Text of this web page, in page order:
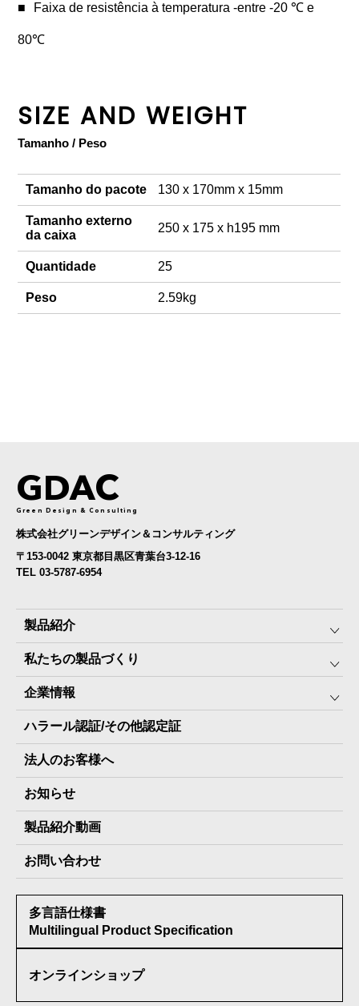
Faixa de resistência à temperatura -entre -20 ℃ e
80℃
SIZE AND WEIGHT
Tamanho / Peso
Tamanho do pacote 130 x 170mm x 15mm
Tamanho externo
da caixa
250 x 175 x h195 mm
Quantidade 25
Peso 2.59kg
GDAC
Green Design & Consulting
株式会社グリーンデザイン＆コンサルティング
〒153-0042 東京都目黒区青葉台3-12-16
TEL 03-5787-6954
製品紹介
みんなの保存⾷
The Next Dekade10年保存
The Next Dekade7年保存
JARAペットフード7年保存
その他製品
私たちの製品づくり
SDGSへの取り組み
JARA(ペット⽤防災備蓄⾷)について
地産地消パッケージについて
企業情報
社⻑ご挨拶
スタッフ紹介
会社概要
製品納入実績
情報セキュリティ基本方針
受賞歴
ハラール認証/その他認定証
法人のお客様へ
お知らせ
製品紹介動画
お問い合わせ
多言語仕様書
Multilingual Product Specification
オンラインショップ